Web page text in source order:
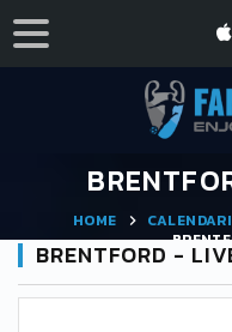
HOME
BRENTFORD -